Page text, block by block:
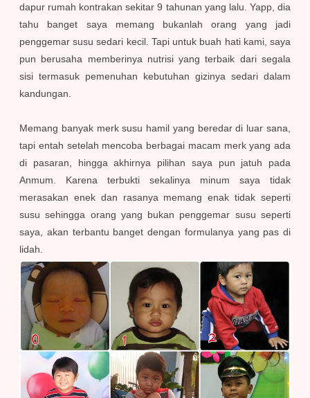
dapur rumah kontrakan sekitar 9 tahunan yang lalu. Yapp, dia
tahu banget saya memang bukanlah orang yang jadi
penggemar susu sedari kecil. Tapi untuk buah hati kami, saya
pun berusaha memberinya nutrisi yang terbaik dari segala
sisi termasuk pemenuhan kebutuhan gizinya sedari dalam
kandungan.
Memang banyak merk susu hamil yang beredar di luar sana,
tapi entah setelah mencoba berbagai macam merk yang ada
di pasaran, hingga akhirnya pilihan saya pun jatuh pada
Anmum. Karena terbukti sekalinya minum saya tidak
merasakan enek dan rasanya memang enak tidak seperti
susu sehingga orang yang bukan penggemar susu seperti
saya, akan terbantu banget dengan formulanya yang pas di
lidah.